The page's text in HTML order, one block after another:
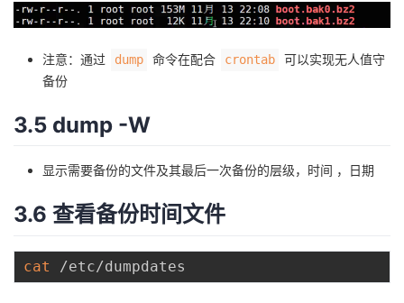
注意：通过 dump 命令在配合 crontab
可以实现无人值守
备份
3.5 dump -W
显示需要备份的文件及其最后一次备份的层级，时间 ，日期
3.6 查看备份时间文件
cat